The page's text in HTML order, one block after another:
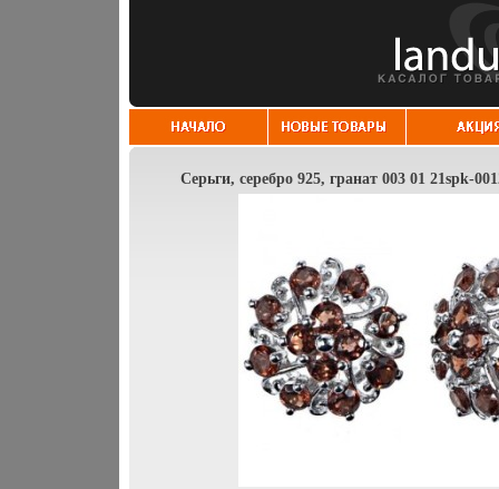
Серьги, серебро 925, гранат 003 01 21spk-